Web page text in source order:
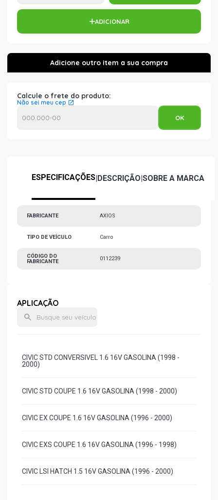
ADICIONAR
Calcule o frete do produto:
Não sei meu cep
ESPECIFICAÇÕES|DESCRIÇÃO|SOBRE A MARCA
FABRICANTE AXIOS
TIPO DE VEÍCULO Carro
CÓDIGO DO
FABRICANTE
0112239
APLICAÇÃO
CIVIC STD CONVERSIVEL 1.6 16V GASOLINA (1998 -
2000)
CIVIC STD COUPE 1.6 16V GASOLINA (1998 - 2000)
CIVIC EX COUPE 1.6 16V GASOLINA (1996 - 2000)
CIVIC EXS COUPE 1.6 16V GASOLINA (1996 - 1998)
CIVIC LSI HATCH 1.5 16V GASOLINA (1996 - 2000)